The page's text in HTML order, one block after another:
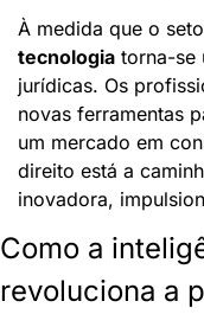
À medida que o
tecnologia torna-se
jurídicas. Os
novas ferramentas
um mercado em
direito está a
inovadora,
Como a
revoluciona a